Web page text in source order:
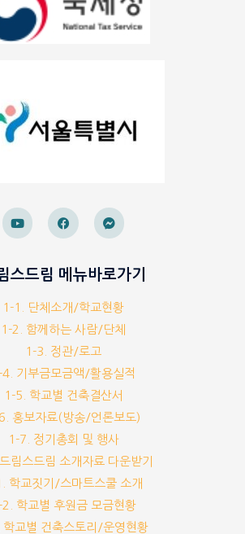
스드림 메뉴바로가기
1-1. 단체소개/학교현황
1-2. 함께하는 사람/단체
1-3. 정관/로고
4. 기부금모금액/활용실적
1-5. 학교별 건축결산서
홍보자료(방송/언론보도)
1-7. 정기총회 및 행사
림스드림 소개자료 다운받기
학교짓기/스마트스쿨 소개
2. 학교별 후원금 모금현황
학교별 건축스토리/운영현황